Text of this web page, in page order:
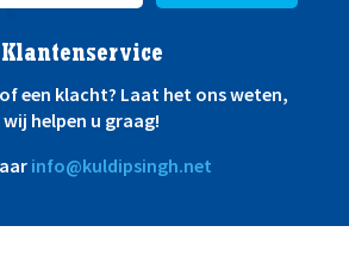
Klantenservice
een klacht? Laat het ons weten,
wij helpen u graag!
info@kuldipsingh.net